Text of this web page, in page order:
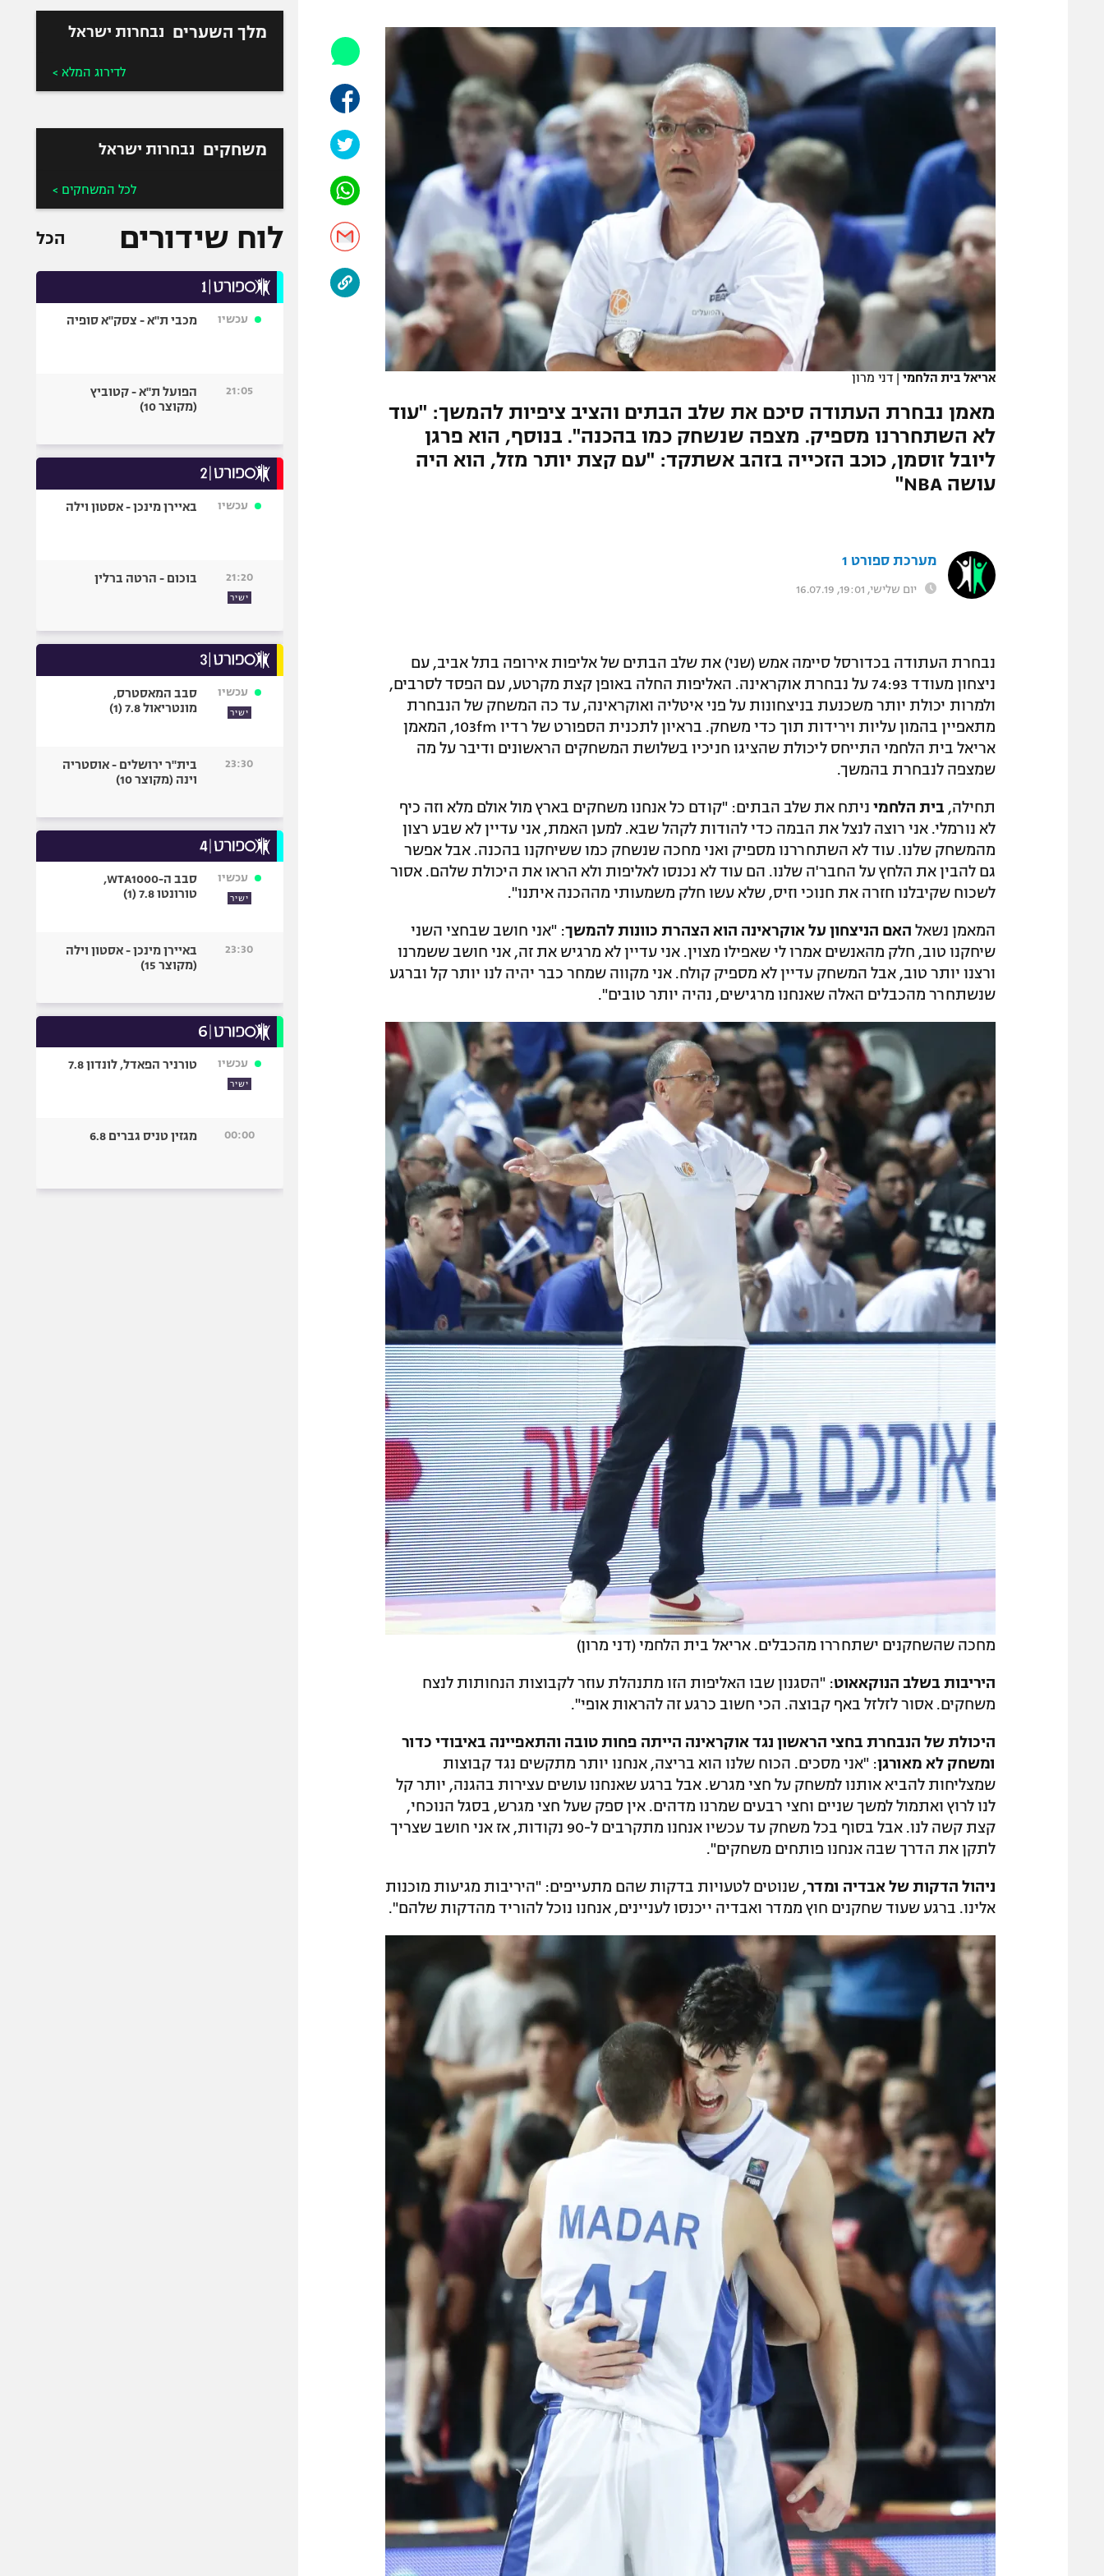
תקנון משתתפים וזוכים בפרסים
תקנון עבור פעילות אלקטרה
תקנון עבור פעילות ספורט 1 – "מרלן"
טניס
גיימינג E-Sports
תנאי שימוש
מדיניות פרטיות
תקנון פעילות ספורט 1
רשיון להקרנה פומבית לבית עסק
הצטרפות לחבילת הערוצים
לוח דרושים – ג'ובנט
המגזין
הפועל תל אביב
הפועל חיפה
הפועל באר שבע
מכבי נתניה
בני יהודה
ליגה סינית
ליגה ברזילאית
ליגות נוספות
אופניים
בייסבול MLB
ספורט אתגרי
אומנויות לחימה
אריאל בית הלחמי | דני מרון
מאמן נבחרת העתודה סיכם את שלב הבתים והציב ציפיות להמשך: "עוד
לא השתחררנו מספיק. מצפה שנשחק כמו בהכנה". בנוסף, הוא פרגן
ליובל זוסמן, כוכב הזכייה בזהב אשתקד: "עם קצת יותר מזל, הוא היה
עושה NBA"
מערכת ספורט 1
יום שלישי, 19:01, 16.07.19
נבחרת העתודה בכדורסל סיימה אמש (שני) את שלב הבתים של אליפות אירופה בתל אביב, עם
ניצחון מעודד 74:93 על נבחרת אוקראינה. האליפות החלה באופן קצת מקרטע, עם הפסד לסרבים,
ולמרות יכולת יותר משכנעת בניצחונות על פני איטליה ואוקראינה, עד כה המשחק של הנבחרת
מתאפיין בהמון עליות וירידות תוך כדי משחק. בראיון לתכנית הספורט של רדיו 103fm, המאמן
אריאל בית הלחמי התייחס ליכולת שהציגו חניכיו בשלושת המשחקים הראשונים ודיבר על מה
שמצפה לנבחרת בהמשך.
תחילה, בית הלחמי ניתח את שלב הבתים: "קודם כל אנחנו משחקים בארץ מול אולם מלא וזה כיף
לא נורמלי. אני רוצה לנצל את הבמה כדי להודות לקהל שבא. למען האמת, אני עדיין לא שבע רצון
מהמשחק שלנו. עוד לא השתחררנו מספיק ואני מחכה שנשחק כמו ששיחקנו בהכנה. אבל אפשר
גם להבין את הלחץ על החבר'ה שלנו. הם עוד לא נכנסו לאליפות ולא הראו את היכולת שלהם. אסור
לשכוח שקיבלנו חזרה את חנוכי וזיס, שלא עשו חלק משמעותי מההכנה איתנו".
המאמן נשאל האם הניצחון על אוקראינה הוא הצהרת כוונות להמשך: "אני חושב שבחצי השני
שיחקנו טוב, חלק מהאנשים אמרו לי שאפילו מצוין. אני עדיין לא מרגיש את זה, אני חושב ששמרנו
ורצנו יותר טוב, אבל המשחק עדיין לא מספיק קולח. אני מקווה שמחר כבר יהיה לנו יותר קל וברגע
שנשתחרר מהכבלים האלה שאנחנו מרגישים, נהיה יותר טובים".
מחכה שהשחקנים ישתחררו מהכבלים. אריאל בית הלחמי (דני מרון)
היריבות בשלב הנוקאאוט: "הסגנון שבו האליפות הזו מתנהלת עוזר לקבוצות הנחותות לנצח
משחקים. אסור לזלזל באף קבוצה. הכי חשוב כרגע זה להראות אופי".
היכולת של הנבחרת בחצי הראשון נגד אוקראינה הייתה פחות טובה והתאפיינה באיבודי כדור
ומשחק לא מאורגן: "אני מסכים. הכוח שלנו הוא בריצה, אנחנו יותר מתקשים נגד קבוצות
שמצליחות להביא אותנו למשחק על חצי מגרש. אבל ברגע שאנחנו עושים עצירות בהגנה, יותר קל
לנו לרוץ ואתמול למשך שניים וחצי רבעים שמרנו מדהים. אין ספק שעל חצי מגרש, בסגל הנוכחי,
קצת קשה לנו. אבל בסוף בכל משחק עד עכשיו אנחנו מתקרבים ל-90 נקודות, אז אני חושב שצריך
לתקן את הדרך שבה אנחנו פותחים משחקים".
ניהול הדקות של אבדיה ומדר, שנוטים לטעויות בדקות שהם מתעייפים: "היריבות מגיעות מוכנות
אלינו. ברגע שעוד שחקנים חוץ ממדר ואבדיה ייכנסו לעניינים, אנחנו נוכל להוריד מהדקות שלהם".
מלך השערים נבחרות ישראל
לדירוג המלא >
משחקים נבחרות ישראל
לכל המשחקים >
לוח שידורים הכל
עכשיו מכבי ת"א - צסק"א סופיה
21:05
הפועל ת"א - קטוביץ
(מקוצר 10)
עכשיו באיירן מינכן - אסטון וילה
21:20
ישיר
בוכום - הרטה ברלין
עכשיו
ישיר
סבב המאסטרס,
מונטריאול 7.8 (1)
23:30
בית"ר ירושלים - אוסטריה
וינה (מקוצר 10)
עכשיו
ישיר
סבב ה-WTA1000,
טורונטו 7.8 (1)
23:30
באיירן מינכן - אסטון וילה
(מקוצר 15)
עכשיו
ישיר
טורניר הפאדל, לונדון 7.8
00:00 מגזין טניס גברים 6.8